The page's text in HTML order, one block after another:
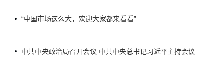
“中国市场这么大，欢迎大家都来看看”
中共中央政治局召开会议 中共中央总书记习近平主持会议